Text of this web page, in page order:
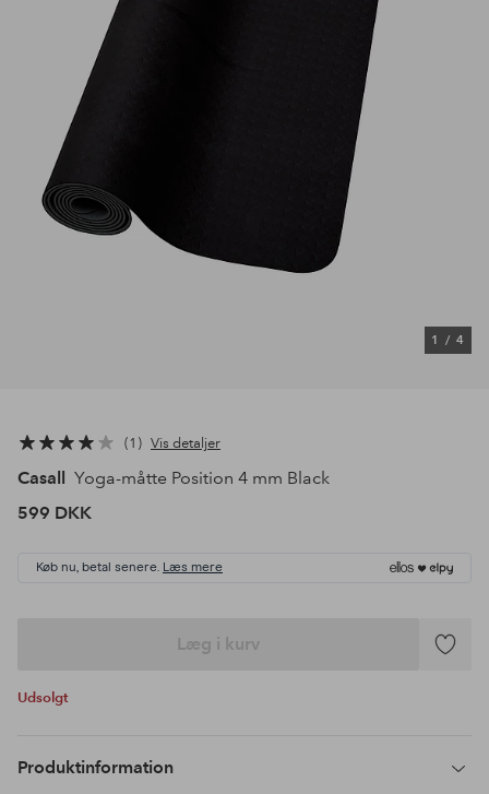
1 / 4
1 Vis detaljer
Casall Yoga-måtte Position 4 mm Black
599 DKK
Køb nu, betal senere. Læs mere
Læg i kurv
Tilføj
Udsolgt
Produktinformation